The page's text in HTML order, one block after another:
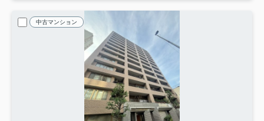
中古マンション